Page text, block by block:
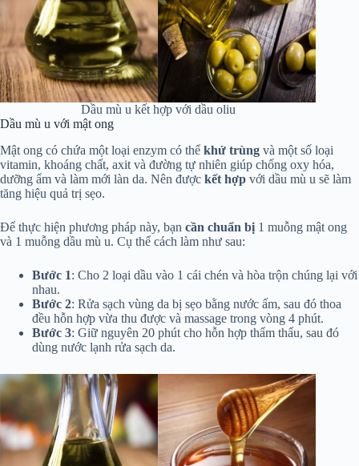
Dầu mù u kết hợp với dầu oliu
Dầu mù u với mật ong
Mật ong có chứa một loại enzym có thể khử trùng và một số loại
vitamin, khoáng chất, axit và đường tự nhiên giúp chống oxy hóa,
dưỡng ẩm và làm mới làn da. Nên được kết hợp với dầu mù u sẽ làm
tăng hiệu quả trị sẹo.
Để thực hiện phương pháp này, bạn cần chuẩn bị 1 muỗng mật ong
và 1 muỗng dầu mù u. Cụ thể cách làm như sau:
Bước 1: Cho 2 loại dầu vào 1 cái chén và hòa trộn chúng lại với
nhau.
Bước 2: Rửa sạch vùng da bị sẹo bằng nước ấm, sau đó thoa
đều hỗn hợp vừa thu được và massage trong vòng 4 phút.
Bước 3: Giữ nguyên 20 phút cho hỗn hợp thẩm thấu, sau đó
dùng nước lạnh rửa sạch da.